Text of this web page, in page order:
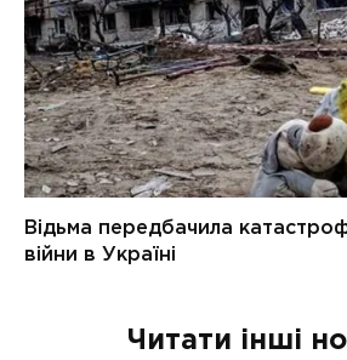
Читати інші